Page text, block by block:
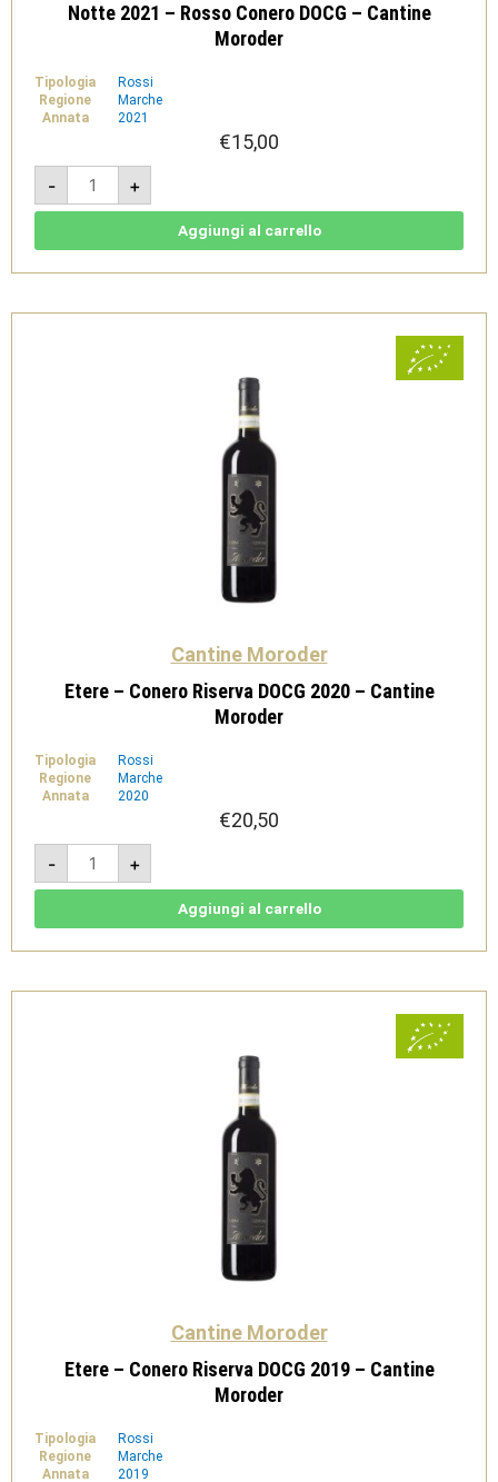
Notte 2021 – Rosso Conero DOCG – Cantine
Moroder
Tipologia
Rossi
Regione
Marche
Annata
2021
€15,00
-
Notte
2021
-
Rosso
Cantine
+
Aggiungi al carrello
Cantine Moroder
Etere – Conero Riserva DOCG 2020 – Cantine
Moroder
Tipologia
Rossi
Regione
Marche
Annata
2020
€20,50
-
Etere
Conero
Riserva
Cantine
+
Aggiungi al carrello
Cantine Moroder
Etere – Conero Riserva DOCG 2019 – Cantine
Moroder
Tipologia
Rossi
Regione
Marche
Annata
2019